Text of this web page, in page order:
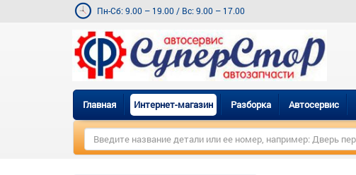
Пн-Сб: 9.00 – 19.00 / Вс: 9.00 – 17.00
Главная Интернет-магазин Разборка Автосервис